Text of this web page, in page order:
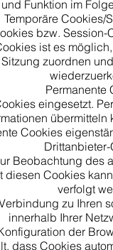
Funktion im
Temporäre Cookies/
bzw.
ist es
zuordnen
Permanente
eingesetzt.
Cookies
Beobachtung des
Cookies
verfolgt
zu Ihren
innerhalb Ihrer
der
dass Cookies